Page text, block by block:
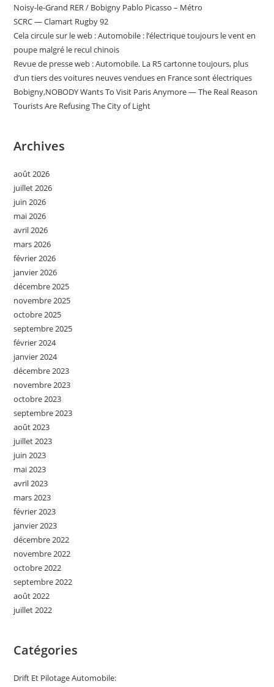
Noisy-le-Grand RER / Bobigny Pablo Picasso – Métro
SCRC — Clamart Rugby 92
Cela circule sur le web : Automobile : l’électrique toujours le vent en
poupe malgré le recul chinois
Revue de presse web : Automobile. La R5 cartonne toujours, plus
d’un tiers des voitures neuves vendues en France sont électriques
Bobigny,NOBODY Wants To Visit Paris Anymore — The Real Reason
Tourists Are Refusing The City of Light
Archives
août 2026
juillet 2026
juin 2026
mai 2026
avril 2026
mars 2026
février 2026
janvier 2026
décembre 2025
novembre 2025
octobre 2025
septembre 2025
février 2024
janvier 2024
décembre 2023
novembre 2023
octobre 2023
septembre 2023
août 2023
juillet 2023
juin 2023
mai 2023
avril 2023
mars 2023
février 2023
janvier 2023
décembre 2022
novembre 2022
octobre 2022
septembre 2022
août 2022
juillet 2022
Catégories
Drift Et Pilotage Automobile: